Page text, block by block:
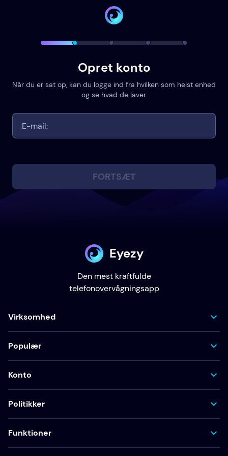
Opret konto
Når du er sat op, kan du logge ind fra hvilken som helst enhed
og se hvad de laver.
FORTSÆT
Eyezy
Den mest kraftfulde
telefonovervågningsapp
Virksomhed
Populær
Konto
Politikker
Funktioner